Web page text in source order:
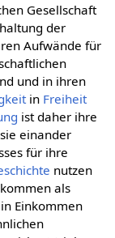
Gesellschaft
der
Aufwände für
und in ihren
in Freiheit
ist daher ihre
einander
für ihre
nutzen
als
Einkommen